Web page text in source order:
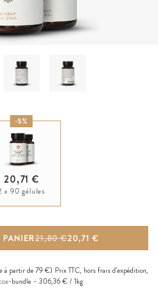
-5%
20,71 €
x 90 gélules
20,71 €
21,80 €
à partir de 79 €) Prix TTC, horsfrais d’expédition,
-bundle 306,36 € / 1kg